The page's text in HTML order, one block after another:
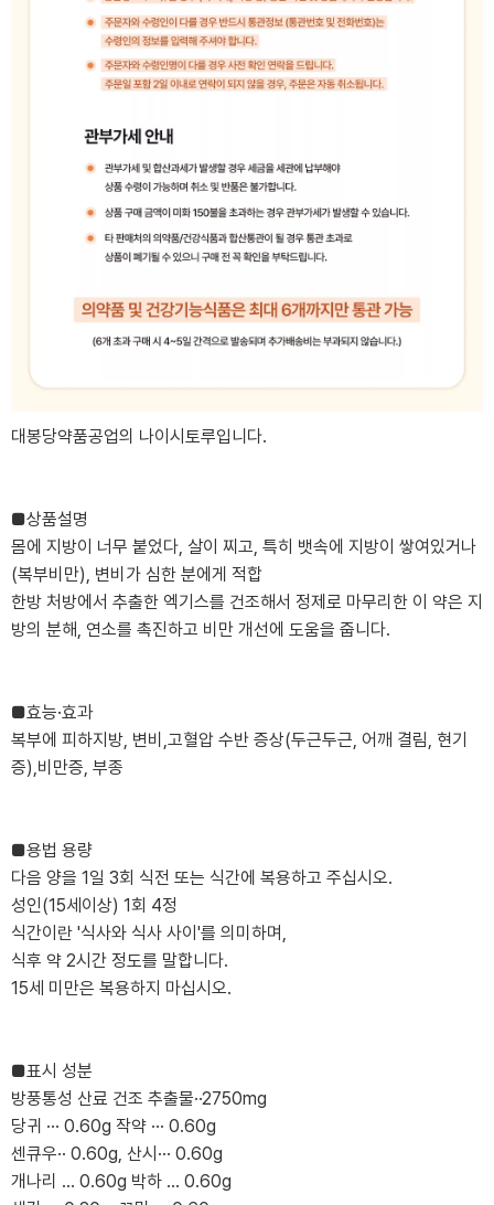
대봉당약품공업의 나이시토루입니다.
■상품설명
몸에 지방이 너무 붙었다, 살이 찌고, 특히 뱃속에 지방이 쌓여있거나
(복부비만), 변비가 심한 분에게 적합
한방 처방에서 추출한 엑기스를 건조해서 정제로 마무리한 이 약은 지
방의 분해, 연소를 촉진하고 비만 개선에 도움을 줍니다.
■효능·효과
복부에 피하지방, 변비,고혈압 수반 증상(두근두근, 어깨 결림, 현기
증),비만증, 부종
■용법 용량
다음 양을 1일 3회 식전 또는 식간에 복용하고 주십시오.
성인(15세이상) 1회 4정
식간이란 '식사와 식사 사이'를 의미하며,
식후 약 2시간 정도를 말합니다.
15세 미만은 복용하지 마십시오.
■표시 성분
방풍통성 산료 건조 추출물··2750mg
당귀 ··· 0.60g 작약 ··· 0.60g
센큐우·· 0.60g, 산시··· 0.60g
개나리 ... 0.60g 박하 ... 0.60g